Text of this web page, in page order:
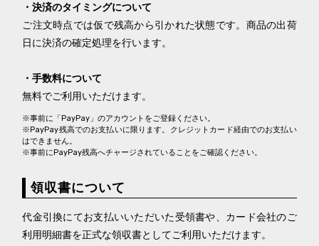
・決済のタイミングについて
ご注文時点では仮で残高から引かれた状態です。商品の出荷
日に決済の確定処理を行います。
・手数料について
無料でご利用いただけます。
※事前に「PayPay」のアカウントをご登録ください。
※PayPay残高でのお支払いに限ります。クレジットカード経由でのお支払い
はできません。
※事前にPayPay残高へチャージされていることをご確認ください。
領収書について
代金引換にてお支払いいただいた受領書や、カード会社のご
利用明細書を正式な領収書としてご利用いただけます。